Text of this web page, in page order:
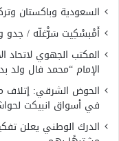
السعودية وباكستان
أَمْبسْكِيت سَرّْغلّه / جدو
المكتب الجهوي
الإمام “محمد فال ولد
الحوض الشرقي: إتلاف
في أسواق انبيكت